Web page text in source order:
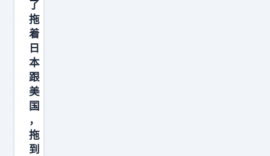
几
乎
全
是
弱
势
。
俄
媒
了
拖
着
日
本
跟
美
国
，
拖
到